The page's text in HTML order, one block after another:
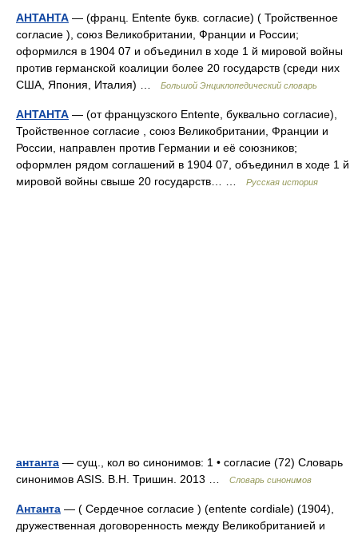
АНТАНТА — (франц. Entente букв. согласие) ( Тройственное
согласие ), союз Великобритании, Франции и России;
оформился в 1904 07 и объединил в ходе 1 й мировой войны
против германской коалиции более 20 государств (среди них
США, Япония, Италия) …
Большой Энциклопедический словарь
АНТАНТА — (от французского Entente, буквально согласие),
Тройственное согласие , союз Великобритании, Франции и
России, направлен против Германии и её союзников;
оформлен рядом соглашений в 1904 07, объединил в ходе 1 й
мировой войны свыше 20 государств… …
Русская история
антанта — сущ., кол во синонимов: 1 • согласие (72) Словарь
синонимов ASIS. В.Н. Тришин. 2013 …
Словарь синонимов
Антанта — ( Сердечное согласие ) (entente cordiale) (1904),
дружественная договоренность между Великобританией и